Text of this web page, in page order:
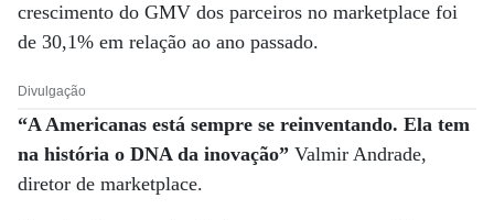
crescimento do GMV dos parceiros no marketplace foi
de 30,1% em relação ao ano passado.
Divulgação
“A Americanas está sempre se reinventando. Ela tem
na história o DNA da inovação” Valmir Andrade,
diretor de marketplace.